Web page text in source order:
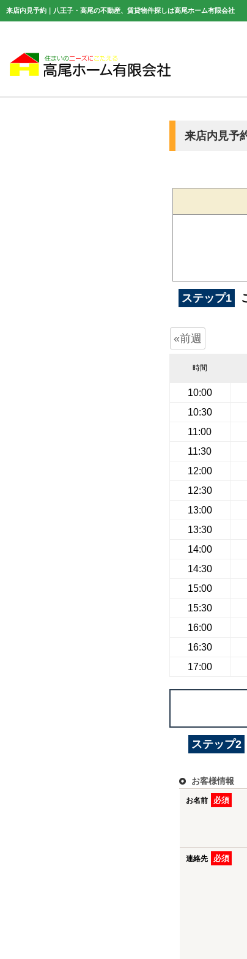
来店内見予約｜八王子・高尾の不動産、賃貸物件探しは高尾ホーム有限会社
来店内見予
ステップ1
«前週
時間
10:00
10:30
11:00
11:30
12:00
12:30
13:00
13:30
14:00
14:30
15:00
15:30
16:00
16:30
17:00
ステップ2
お客様情報
お名前 必須
連絡先 必須